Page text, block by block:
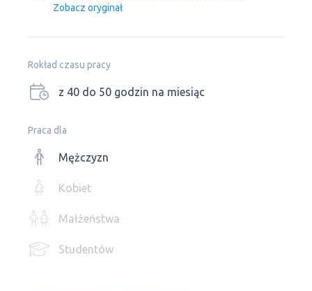
Zobacz oryginał
Rokład czasu pracy
z 40 do 50 godzin na miesiąc
Praca dla
Mężczyzn
Kobiet
Małżeństwa
Studentów